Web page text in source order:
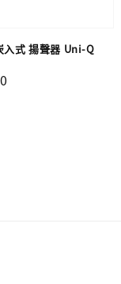
入式 揚聲器 Uni-Q